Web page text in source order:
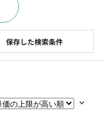
保存した検索条件